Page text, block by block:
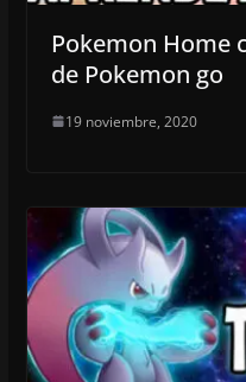
Pokemon Home
de Pokemon go
19 noviembre, 2020